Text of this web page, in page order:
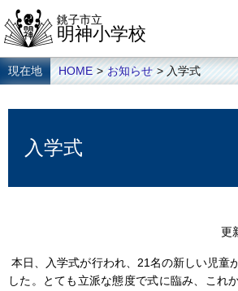
銚子市立
明神小学校
現在地 HOME > お知らせ > 入学式
入学式
更
本日、入学式が行われ、21名の新しい児童
した。とても立派な態度で式に臨み、これ